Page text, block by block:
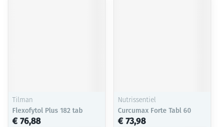
Tilman
Flexofytol Plus 182 tab
€ 76,88
Nutrissentiel
Curcumax Forte Tabl 60
€ 73,98